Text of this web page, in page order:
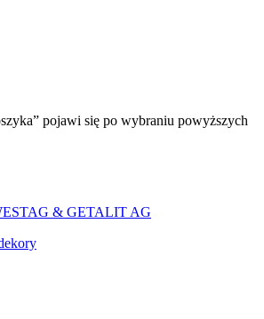
pojawi się po wybraniu powyższych
& GETALIT AG